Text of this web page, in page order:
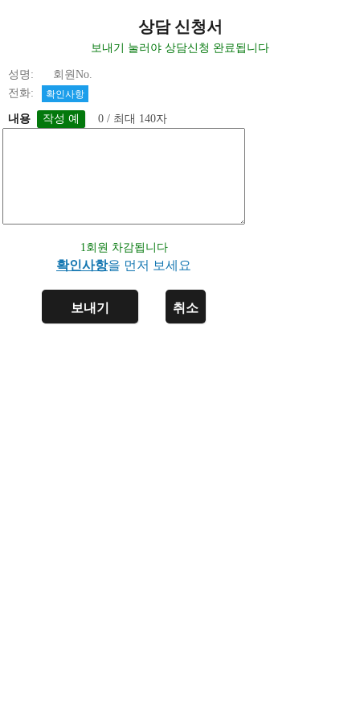
상담 신청서
보내기 눌러야 상담신청 완료됩니다
성명: 회원No.
전화:
확인사항
내용 0 / 최대 140자
1회원 차감됩니다
확인사항을 먼저 보세요